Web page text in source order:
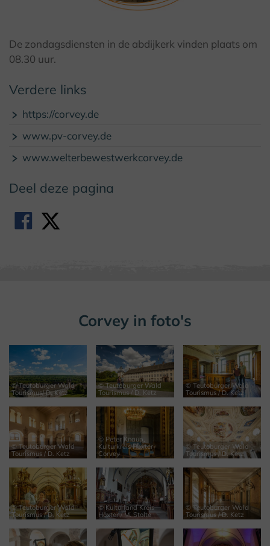
© Knaup, Kulturkreis Höxter-Corvey gGmbH
De zondagsdiensten in de abdijkerk vinden plaats om
08.30 uur.
Verdere links
https://corvey.de
www.pv-corvey.de
www.welterbewestwerkcorvey.de
Deel deze pagina
Corvey in foto's
© Teutoburger Wald
Tourismus/ D. Ketz
© Teutoburger Wald
Tourismus / D. Ketz
© Teutoburger Wald
Tourismus / D. Ketz
© Teutoburger Wald
Tourismus / D. Ketz
© Peter Knaup,
Kulturkreis Höxter-
Corvey
© Teutoburger Wald
Tourismus / D. Ketz
© Teutoburger Wald
Tourismus / D. Ketz
© Kulturland Kreis
Höxter / M. Stolte
© Teutoburger Wald
Tourismus / D. Ketz